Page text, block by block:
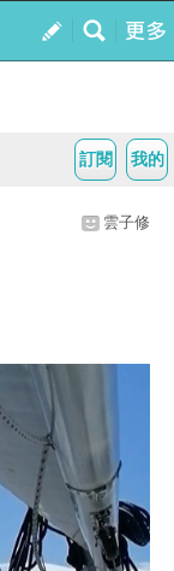
我的
訂閱
雲子修